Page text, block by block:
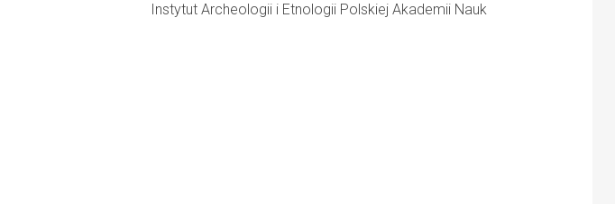
Instytut Archeologii i Etnologii Polskiej Akademii Nauk